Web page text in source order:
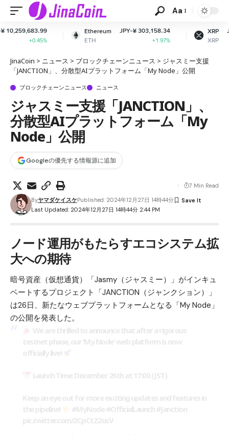
Aa
Ethereum
ETH
JPY-¥ 303,158.34
+1.97%
XRP
XRP
JPY-¥ 166.18
-1.41%
JinaCoin > ニュース > ブロックチェーンニュース > ジャスミー支援
「JANCTION」、分散型AIプラットフォーム「My Node」公開
ブロックチェーンニュース ニュース
ジャスミー支援「JANCTION」、
分散型AIプラットフォーム「My
Node」公開
Googleの優先する情報源に追加
Last Updated: 2024年12月27日 14時44分 2:44 PM
ByヤマダケイスケPublished: 2024年12月27日 14時44分
7 Min Read
ノード運用がもたらすエコシステム拡
大への期待
暗号資産（仮想通貨）「Jasmy（ジャスミー）」がインキュ
ベートするプロジェクト「JANCTION（ジャンクション）」
は26日、新たなウェブプラットフォームとなる「My Node」
の公開を発表した。